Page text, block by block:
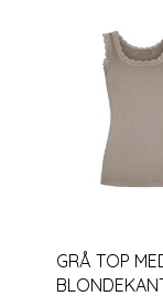
GRÅ TOP